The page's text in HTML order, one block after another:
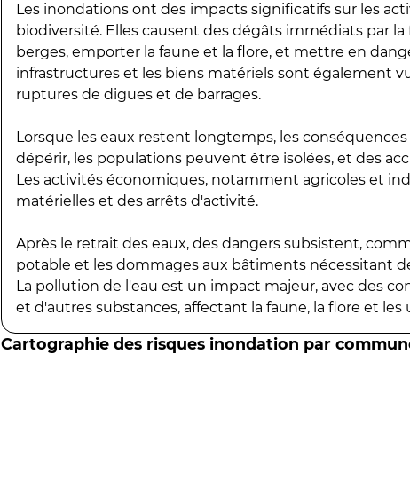
Les inondations ont des impacts significatifs sur les
biodiversité. Elles causent des dégâts immédiats par
berges, emporter la faune et la flore, et mettre en
infrastructures et les biens matériels sont également
ruptures de digues et de barrages.
Lorsque les eaux restent longtemps, les
dépérir, les populations peuvent être isolées, et des
Les activités économiques, notamment agricoles et
matérielles et des arrêts d'activité.
Après le retrait des eaux, des dangers subsistent,
potable et les dommages aux bâtiments nécessitant
La pollution de l'eau est un impact majeur, avec des
et d'autres substances, affectant la faune, la flore et les
Cartographie des risques inondation par